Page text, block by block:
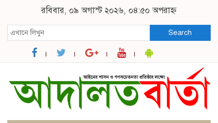
রবিবার, ০৯ অগাস্ট ২০২৬, ০৪:৫০ অপরাহ্ন
Search